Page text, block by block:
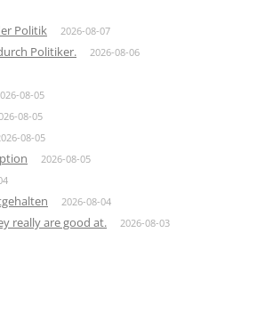
Politik 2026-08-07
Politiker. 2026-08-06
08-05
08-05
08-05
2026-08-05
2026-08-04
really are good at. 2026-08-03